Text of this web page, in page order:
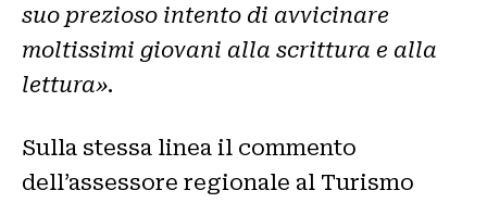
suo prezioso intento di avvicinare
moltissimi giovani alla scrittura e alla
lettura».
Sulla stessa linea il commento
dell’assessore regionale al Turismo